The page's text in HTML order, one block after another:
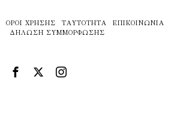
ΌΡΟΙ ΧΡΉΣΗΣ ΤΑΥΤΌΤΗΤΑ
ΕΠΙΚΟΙΝΩΝΊΑ
ΔΉΛΩΣΗ ΣΥΜΜΌΡΦΩΣΗΣ